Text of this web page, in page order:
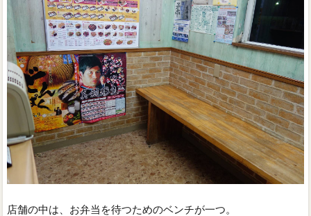
店舗の中は、お弁当を待つためのベンチが一つ。